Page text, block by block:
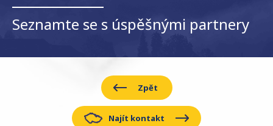
Seznamte se s úspěšnými partnery
Zpět
Najít kontakt